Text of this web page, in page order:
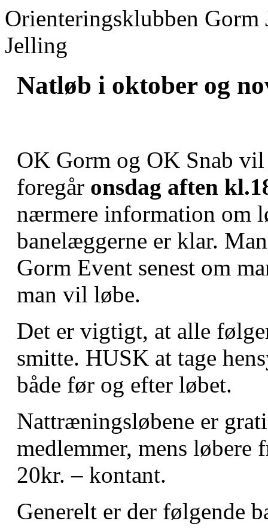
Orienteringsklubben
Jelling
Natløb i oktober og
OK Gorm og OK Snab
foregår onsdag aften
nærmere information om
banelæggerne er klar.
Gorm Event senest om
man vil løbe.
Det er vigtigt, at alle
smitte. HUSK at tage
både før og efter løbet.
Nattræningsløbene er
medlemmer, mens løbere
20kr. – kontant.
Generelt er der følgende